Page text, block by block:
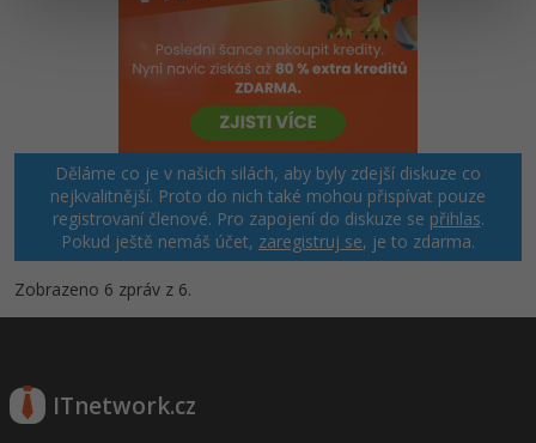
Copywriting
MS Office -80%
Google Dokumenty
Time management
Windows
Linux
Kybernetická bezpečnost
Inkscape
Fotografování -80%
Ostatní
Fórum
Děláme co je v našich silách, aby byly zdejší diskuze co
nejkvalitnější. Proto do nich také mohou přispívat pouze
registrovaní členové. Pro zapojení do diskuze se přihlas.
Pokud ještě nemáš účet, zaregistruj se, je to zdarma.
Zobrazeno 6 zpráv z 6.
ITnetwork.cz